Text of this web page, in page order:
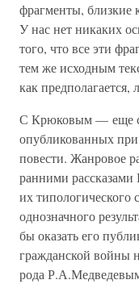
фрагменты,
У нас нет никаких
того, что все эти
тем же исходным
как
С Крюковым — еще
опубликованных
повести. Жанровое
ранними рассказами
их типологического
однозначного
бы оказать его
гражданской войны
рода